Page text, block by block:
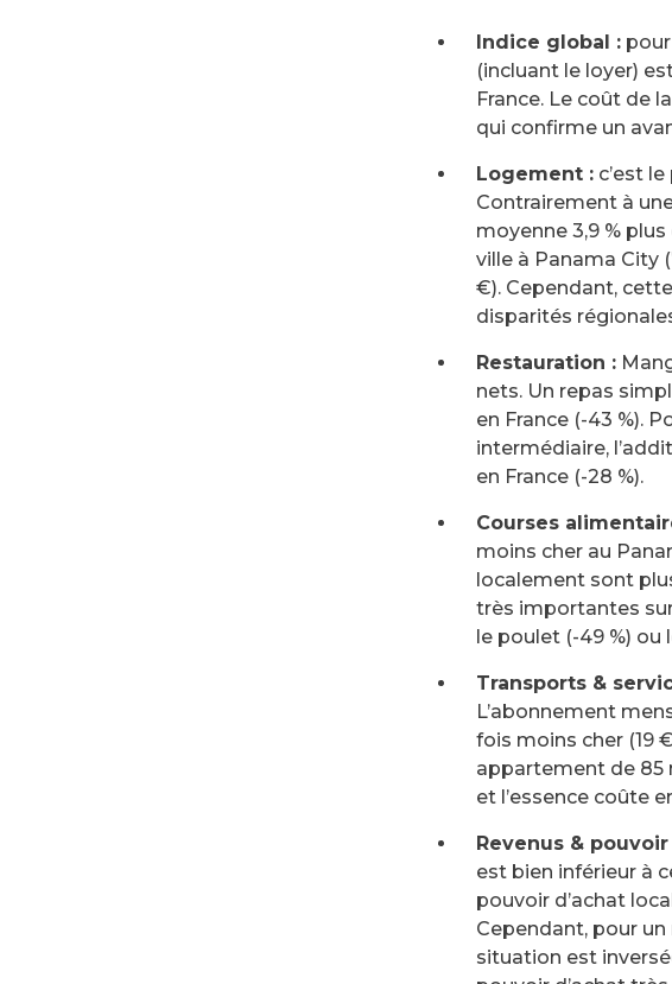
Indice global :pour
(incluant le loyer)
France. Le coût de
qui confirme un
Logement :c’est le
Contrairement à
moyenne 3,9 %
ville à Panama City
€). Cependant,
disparités
Restauration :
nets. Un repas
en France (-43 %).
intermédiaire,
en France (-28 %).
Courses
moins cher au
localement sont
très importantes
le poulet (-49 %) ou
Transports &
L’abonnement
fois moins cher (19
appartement de 85
et l’essence coûte
Revenus & pouvoir
est bien inférieur à
pouvoir d’achat
Cependant, pour
situation est